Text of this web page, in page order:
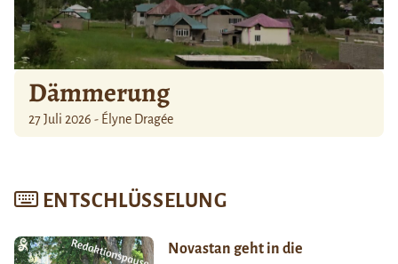
Dämmerung
27 Juli 2026 - Élyne Dragée
ENTSCHLÜSSELUNG
Novastan geht in die